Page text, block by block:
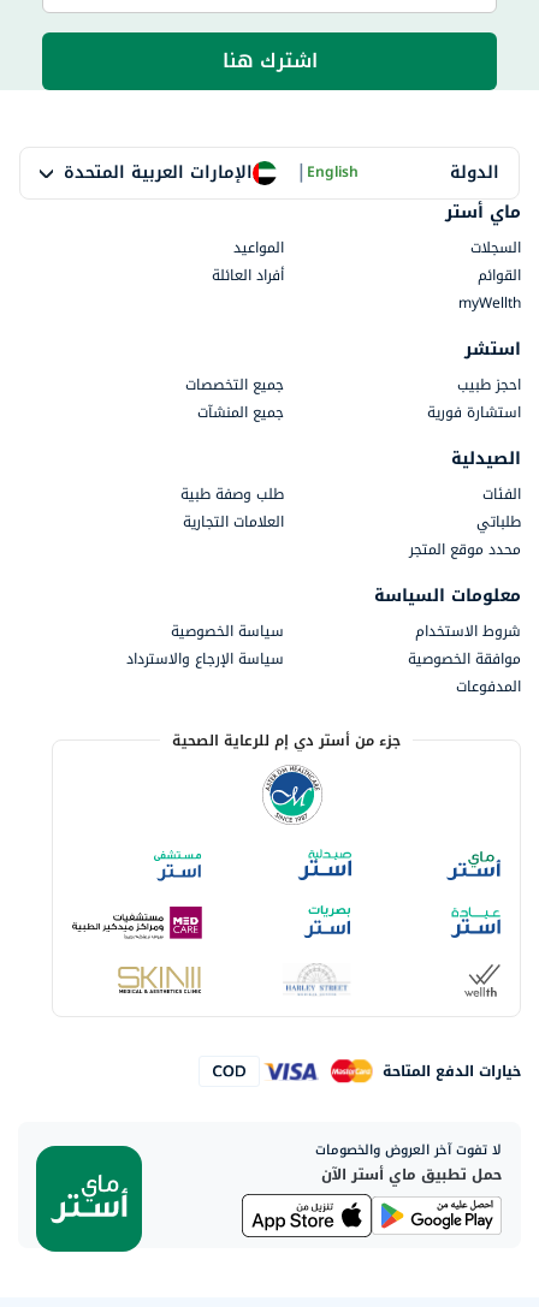
اشترك هنا
الدولة الإمارات العربية المتحدة |English
ماي أستر
السجلات
المواعيد
القوائم
أفراد العائلة
myWellth
استشر
احجز طبيب
جميع التخصصات
استشارة فورية
جميع المنشآت
الصيدلية
الفئات
طلب وصفة طبية
طلباتي
العلامات التجارية
محدد موقع المتجر
معلومات السياسة
شروط الاستخدام
سياسة الخصوصية
موافقة الخصوصية
سياسة الإرجاع والاسترداد
المدفوعات
جزء من أستر دي إم للرعاية الصحية
خيارات الدفع المتاحة
لا تفوت آخر العروض والخصومات
حمل تطبيق ماي أستر الآن